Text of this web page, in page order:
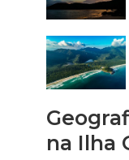
na Ilha